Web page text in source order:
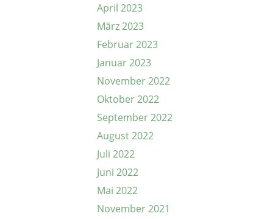
April 2023
März 2023
Februar 2023
Januar 2023
November 2022
Oktober 2022
September 2022
August 2022
Juli 2022
Juni 2022
Mai 2022
November 2021